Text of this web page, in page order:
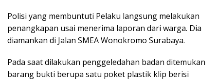
Polisi yang membuntuti Pelaku langsung melakukan
penangkapan usai menerima laporan dari warga. Dia
diamankan di Jalan SMEA Wonokromo Surabaya.
Pada saat dilakukan penggeledahan badan ditemukan
barang bukti berupa satu poket plastik klip berisi